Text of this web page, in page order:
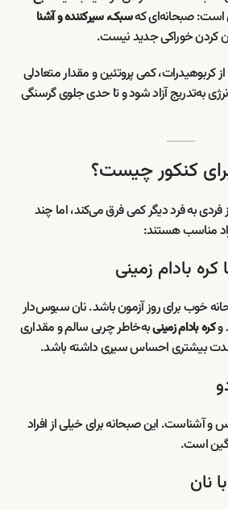
است: صبحانه‌ای کهسبک، سیرکننده و آشنا
کردن خوراکی جدید نیست.
کربوهیدرات، کمی پروتئین و مقدار متعادلی
به‌تدریج آزاد شود و تا حدی جلوی گرسنگی
کنکور چیست؟
فردی به فرد دیگر کمی فرق می‌کند، اما چند
مناسب هستند:
خوب برای روز آزمون باشد. نان سبوس‌دار
وکره بادام زمینیبه‌خاطر چربی سالم و مقداری
بیشتری احساس سیری داشته باشد.
آشناست. این صبحانه برای خیلی از افراد
است.